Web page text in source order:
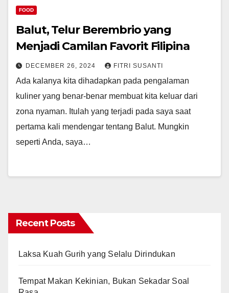
FOOD
Balut, Telur Berembrio yang
Menjadi Camilan Favorit Filipina
DECEMBER 26, 2024 FITRI SUSANTI
Ada kalanya kita dihadapkan pada pengalaman
kuliner yang benar-benar membuat kita keluar dari
zona nyaman. Itulah yang terjadi pada saya saat
pertama kali mendengar tentang Balut. Mungkin
seperti Anda, saya…
Recent Posts
Laksa Kuah Gurih yang Selalu Dirindukan
Tempat Makan Kekinian, Bukan Sekadar Soal